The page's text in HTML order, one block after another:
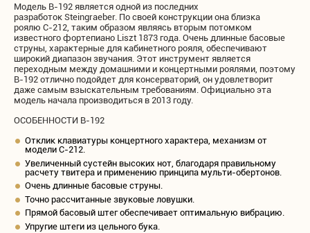
Модель B-192 является одной из последних
разработок Steingraeber. По своей конструкции она близка
роялю C-212, таким образом являясь вторым потомком
известного фортепиано Liszt 1873 года. Очень длинные басовые
струны, характерные для кабинетного рояля, обеспечивают
широкий диапазон звучания. Этот инструмент является
переходным между домашними и концертными роялями, поэтому
B-192 отлично подойдет для консерваторий, он удовлетворит
даже самым взыскательным требованиям. Официально эта
модель начала производиться в 2013 году.
ОСОБЕННОСТИ B-192
Отклик клавиатуры концертного характера, механизм от
модели C-212.
Увеличенный сустейн высоких нот, благодаря правильному
расчету твитера и применению принципа мульти-обертонов.
Очень длинные басовые струны.
Точно рассчитанные звуковые ловушки.
Прямой басовый штег обеспечивает оптимальную вибрацию.
Упругие штеги из цельного бука.